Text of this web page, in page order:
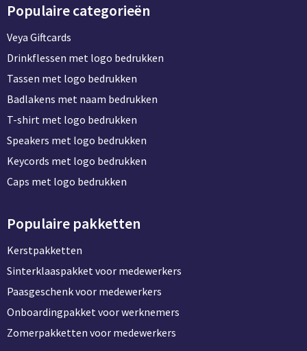
Populaire categorieën
Veya Giftcards
Drinkflessen met logo bedrukken
Tassen met logo bedrukken
Badlakens met naam bedrukken
T-shirt met logo bedrukken
Speakers met logo bedrukken
Keycords met logo bedrukken
Caps met logo bedrukken
Populaire pakketten
Kerstpakketten
Sinterklaaspakket voor medewerkers
Paasgeschenk voor medewerkers
Onboardingpakket voor werknemers
Zomerpakketten voor medewerkers